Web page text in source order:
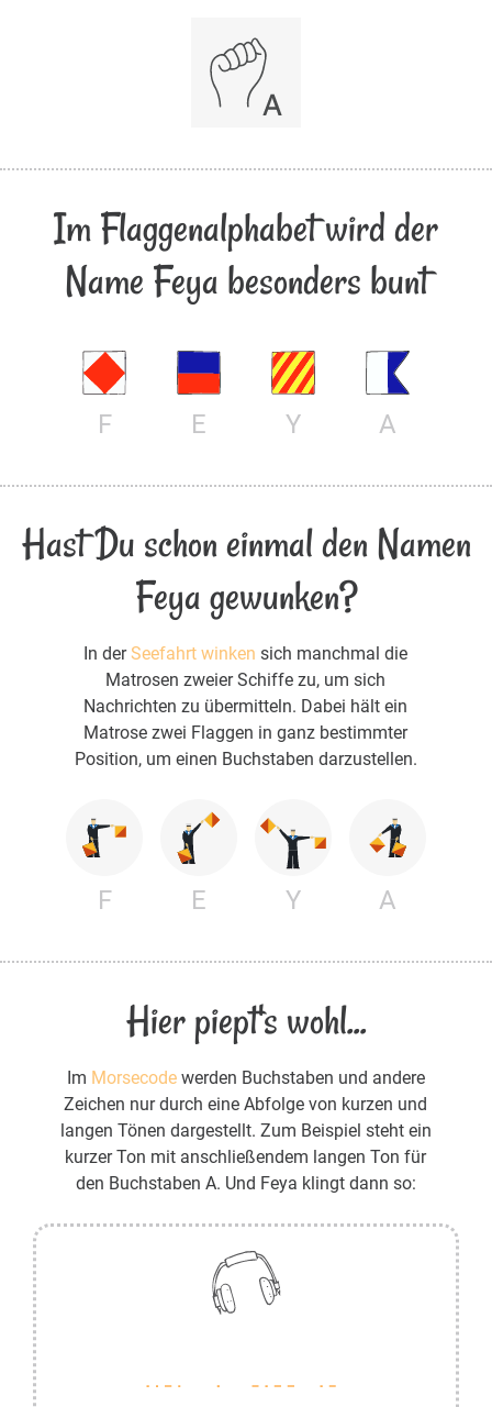
Im Flaggenalphabet wird der
Name Feya besonders bunt
F E Y A
Hast Du schon einmal den Namen
Feya gewunken?
In derSeefahrt winken sich manchmal die
Matrosen zweier Schiffe zu, um sich
Nachrichten zu übermitteln. Dabei hält ein
Matrose zwei Flaggen in ganz bestimmter
Position, um einen Buchstaben darzustellen.
F E Y A
Hier piept's wohl...
Im Morsecodewerden Buchstaben und andere
Zeichen nur durch eine Abfolge von kurzen und
langen Tönen dargestellt. Zum Beispiel steht ein
kurzer Ton mit anschließendem langen Ton für
den Buchstaben A. Und Feya klingt dann so: